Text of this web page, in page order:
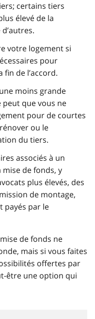
certains tiers
élevé de la
votre logement si
pour
de l’accord.
moins grande
peut que vous ne
pour de courtes
ou le
du tiers.
associés à un
de fonds, y
plus élevés, des
de montage,
payés par le
de fonds ne
mais si vous faites
offertes par
être une option qui